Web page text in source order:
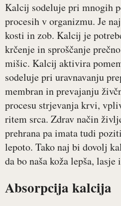
Kalcij sodeluje pri mnogih
procesih v organizmu. Je
kosti in zob. Kalcij je
krčenje in sproščanje
mišic. Kalcij aktivira
sodeluje pri uravnavanju
membran in prevajanju
procesu strjevanja krvi,
ritem srca. Zdrav način
prehrana pa imata tudi
lepoto. Tako naj bi dovolj
da bo naša koža lepša,
Absorpcija kalcija